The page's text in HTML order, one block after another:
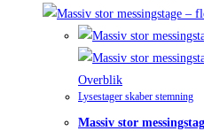
Overblik
Lysestager skaber stemning
Massiv stor